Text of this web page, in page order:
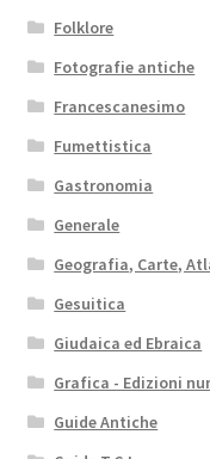
Folklore
Fotografie antiche
Francescanesimo
Fumettistica
Gastronomia
Generale
Geografia, Carte,
Gesuitica
Giudaica ed Ebraica
Grafica - Edizioni
Guide Antiche